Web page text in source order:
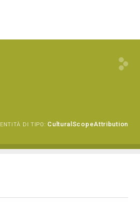
ENTITÀ DI TIPO: CulturalScopeAttribution